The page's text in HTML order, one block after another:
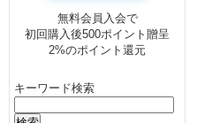
無料会員入会で
初回購入後500ポイント贈呈
2%のポイント還元
キーワード検索